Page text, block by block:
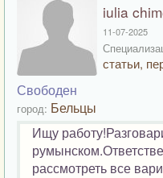
iulia
11-07-2025
статьи,
Свободен
город: Бельцы
Ищу
рассмотреть все